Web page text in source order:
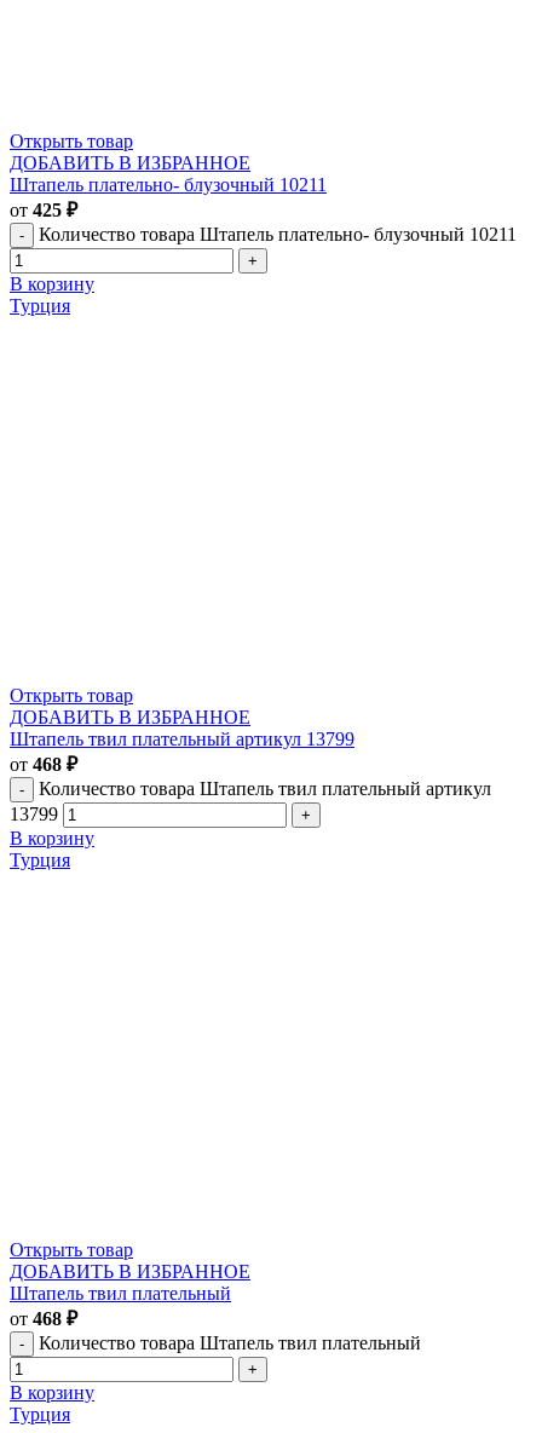
Открыть товар
ДОБАВИТЬ В ИЗБРАННОЕ
Штапель плательно- блузочный 10211
от 425 ₽
Количество товара Штапель плательно- блузочный 10211
В корзину
Турция
Открыть товар
ДОБАВИТЬ В ИЗБРАННОЕ
Штапель твил плательный артикул 13799
от 468 ₽
Количество товара Штапель твил плательный артикул
13799
В корзину
Турция
Открыть товар
ДОБАВИТЬ В ИЗБРАННОЕ
Штапель твил плательный
от 468 ₽
Количество товара Штапель твил плательный
В корзину
Турция